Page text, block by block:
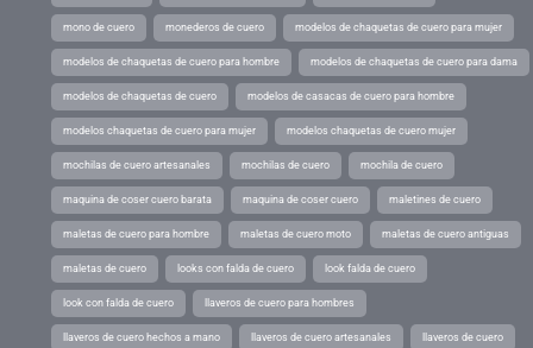
mono de cuero monederos de cuero modelos de chaquetas de cuero para mujer
modelos de chaquetas de cuero para hombre modelos de chaquetas de cuero para dama
modelos de chaquetas de cuero modelos de casacas de cuero para hombre
modelos chaquetas de cuero para mujer modelos chaquetas de cuero mujer
mochilas de cuero artesanales mochilas de cuero mochila de cuero
maquina de coser cuero barata maquina de coser cuero maletines de cuero
maletas de cuero para hombre maletas de cuero moto maletas de cuero antiguas
maletas de cuero looks con falda de cuero look falda de cuero
look con falda de cuero llaveros de cuero para hombres
llaveros de cuero hechos a mano llaveros de cuero artesanales llaveros de cuero